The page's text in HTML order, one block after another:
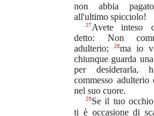
non abbia
all'ultimo spicciolo!
27Avete inteso
detto: Non
adulterio;
28ma io
chiunque guarda
per desiderarla,
commesso adulterio
nel suo cuore.
29Se il tuo
ti è occasione di